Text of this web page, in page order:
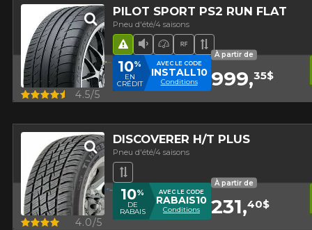
PILOT SPORT PS2 RUN FLAT
Pneu d'été/4 saisons
Faible niveau sonore
Pneu haute performance
RunflatBande de
Hasard routier
Aperçu 4.5/5
10%
EN
CRÉDIT
AVEC LE CODE
INSTALL10
Conditions
À partir de
999,35$
DISCOVERER H/T PLUS
Pneu d'été/4 saisons
Bande de roulement
Aperçu 4.0/5
10%
DE
RABAIS
AVEC LE CODE
RABAIS10
Conditions
À partir de
231,40$